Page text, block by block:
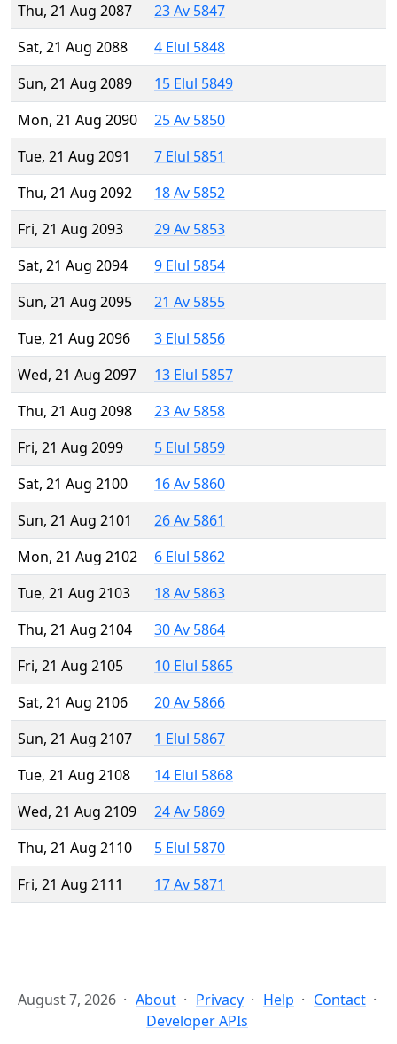
Thu, 21 Aug 2087
23 Av 5847
Sat, 21 Aug 2088
4 Elul 5848
Sun, 21 Aug 2089
15 Elul 5849
Mon, 21 Aug 2090
25 Av 5850
Tue, 21 Aug 2091
7 Elul 5851
Thu, 21 Aug 2092
18 Av 5852
Fri, 21 Aug 2093
29 Av 5853
Sat, 21 Aug 2094
9 Elul 5854
Sun, 21 Aug 2095
21 Av 5855
Tue, 21 Aug 2096
3 Elul 5856
Wed, 21 Aug 2097
13 Elul 5857
Thu, 21 Aug 2098
23 Av 5858
Fri, 21 Aug 2099
5 Elul 5859
Sat, 21 Aug 2100
16 Av 5860
Sun, 21 Aug 2101
26 Av 5861
Mon, 21 Aug 2102
6 Elul 5862
Tue, 21 Aug 2103
18 Av 5863
Thu, 21 Aug 2104
30 Av 5864
Fri, 21 Aug 2105
10 Elul 5865
Sat, 21 Aug 2106
20 Av 5866
Sun, 21 Aug 2107
1 Elul 5867
Tue, 21 Aug 2108
14 Elul 5868
Wed, 21 Aug 2109
24 Av 5869
Thu, 21 Aug 2110
5 Elul 5870
Fri, 21 Aug 2111
17 Av 5871
August 7, 2026 About Privacy Help
Contact
Developer APIs